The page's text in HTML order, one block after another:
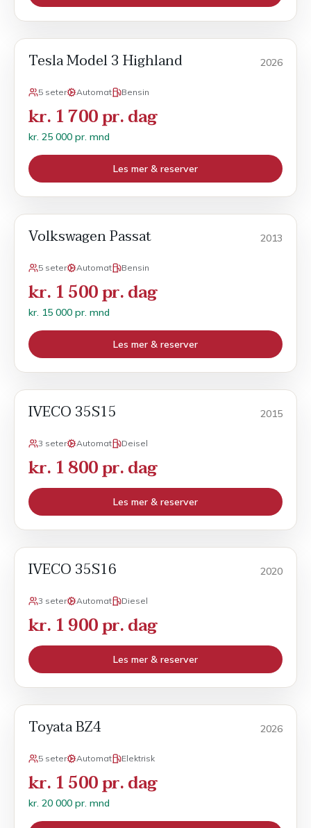
Tesla Model 3 Highland 2026
5 seter Automat Bensin
kr. 1 700 pr. dag
kr. 25 000 pr. mnd
Les mer & reserver
Volkswagen Passat 2013
5 seter Automat Bensin
kr. 1 500 pr. dag
kr. 15 000 pr. mnd
Les mer & reserver
IVECO 35S15 2015
3 seter Automat Deisel
kr. 1 800 pr. dag
Les mer & reserver
IVECO 35S16 2020
3 seter Automat Diesel
kr. 1 900 pr. dag
Les mer & reserver
Toyata BZ4 2026
5 seter Automat Elektrisk
kr. 1 500 pr. dag
kr. 20 000 pr. mnd